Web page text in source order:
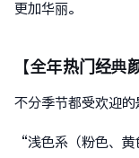
更加华丽。
【全年热门经典
不分季节都受欢迎的
“浅色系（粉色、